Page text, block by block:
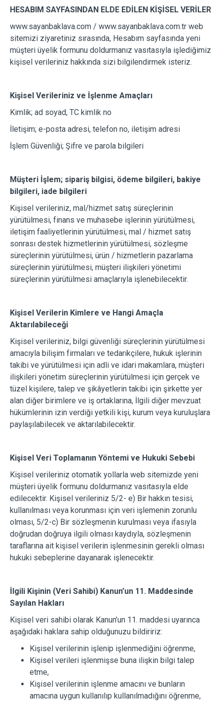
HESABIM SAYFASINDAN ELDE EDİLEN KİŞİSEL VERİLER
www.sayanbaklava.com / www.sayanbaklava.com.tr web
sitemizi ziyaretiniz sırasında, Hesabım sayfasında yeni
müşteri üyelik formunu doldurmanız vasıtasıyla işlediğimiz
kişisel verileriniz hakkında sizi bilgilendirmek isteriz.
Kişisel Verileriniz ve İşlenme Amaçları
Kimlik; ad soyad, TC kimlik no
İletişim; e-posta adresi, telefon no, iletişim adresi
İşlem Güvenliği; Şifre ve parola bilgileri
Müşteri İşlem; sipariş bilgisi, ödeme bilgileri, bakiye
bilgileri, iade bilgileri
Kişisel verileriniz, mal/hizmet satış süreçlerinin
yürütülmesi, finans ve muhasebe işlerinin yürütülmesi,
iletişim faaliyetlerinin yürütülmesi, mal / hizmet satış
sonrası destek hizmetlerinin yürütülmesi, sözleşme
süreçlerinin yürütülmesi, ürün / hizmetlerin pazarlama
süreçlerinin yürütülmesi, müşteri ilişkileri yönetimi
süreçlerinin yürütülmesi amaçlarıyla işlenebilecektir.
Kişisel Verilerin Kimlere ve Hangi Amaçla
Aktarılabileceği
Kişisel verileriniz, bilgi güvenliği süreçlerinin yürütülmesi
amacıyla bilişim firmaları ve tedarikçilere, hukuk işlerinin
takibi ve yürütülmesi için adli ve idari makamlara, müşteri
ilişkileri yönetim süreçlerinin yürütülmesi için gerçek ve
tüzel kişilere, talep ve şikâyetlerin takibi için şirkette yer
alan diğer birimlere ve iş ortaklarına, İlgili diğer mevzuat
hükümlerinin izin verdiği yetkili kişi, kurum veya kuruluşlara
paylaşılabilecek ve aktarılabilecektir.
Kişisel Veri Toplamanın Yöntemi ve Hukuki Sebebi
Kişisel verileriniz otomatik yollarla web sitemizde yeni
müşteri üyelik formunu doldurmanız vasıtasıyla elde
edilecektir. Kişisel verileriniz 5/2- e) Bir hakkın tesisi,
kullanılması veya korunması için veri işlemenin zorunlu
olması, 5/2-c) Bir sözleşmenin kurulması veya ifasıyla
doğrudan doğruya ilgili olması kaydıyla, sözleşmenin
taraflarına ait kişisel verilerin işlenmesinin gerekli olması
hukuki sebeplerine dayanarak işlenecektir.
İlgili Kişinin (Veri Sahibi) Kanun’un 11. Maddesinde
Sayılan Hakları
Kişisel veri sahibi olarak Kanun’un 11. maddesi uyarınca
aşağıdaki haklara sahip olduğunuzu bildiririz:
Kişisel verilerinin işlenip işlenmediğini öğrenme,
Kişisel verileri işlenmişse buna ilişkin bilgi talep
etme,
Kişisel verilerinin işlenme amacını ve bunların
amacına uygun kullanılıp kullanılmadığını öğrenme,